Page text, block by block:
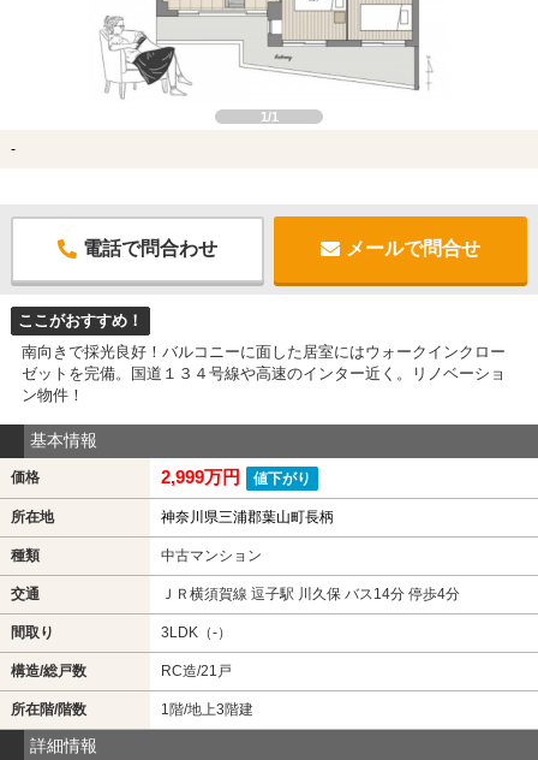
1/1
-
電話で問合わせ メールで問合せ
ここがおすすめ！
南向きで採光良好！バルコニーに面した居室にはウォークインクロー
ゼットを完備。国道１３４号線や高速のインター近く。リノベーショ
ン物件！
基本情報
価格 2,999万円 値下がり
所在地 神奈川県三浦郡葉山町長柄
種類 中古マンション
交通 ＪＲ横須賀線 逗子駅 川久保 バス14分 停歩4分
間取り 3LDK（-）
構造/総戸数 RC造/21戸
所在階/階数 1階/地上3階建
詳細情報